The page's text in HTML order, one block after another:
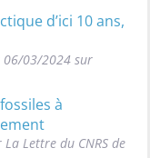
d’ici 10 ans,
06/03/2024 sur
à
Lettre du CNRS de